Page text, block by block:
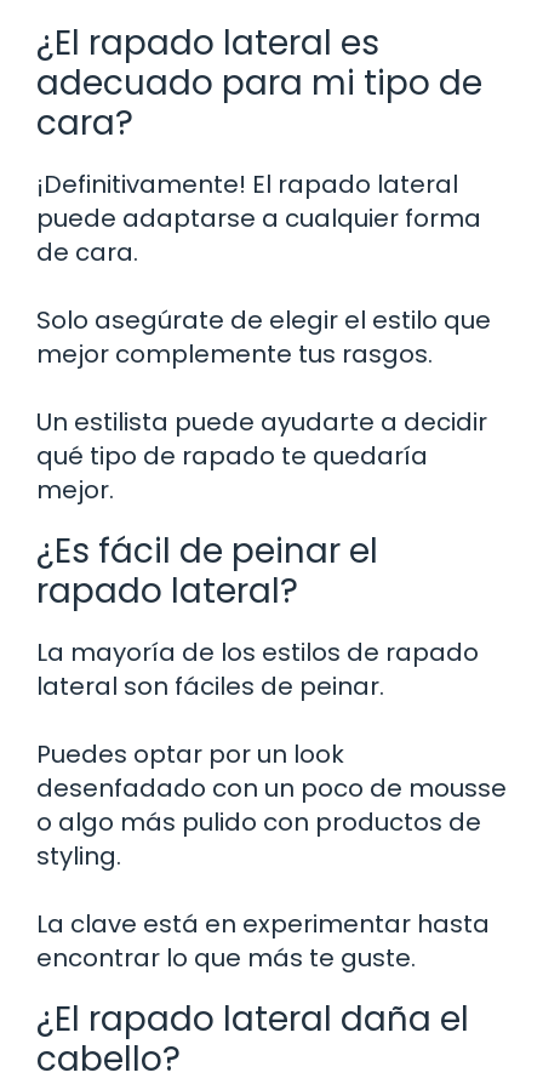
¿El rapado lateral es
adecuado para mi tipo de
cara?
¡Definitivamente! El rapado lateral
puede adaptarse a cualquier forma
de cara.
Solo asegúrate de elegir el estilo que
mejor complemente tus rasgos.
Un estilista puede ayudarte a decidir
qué tipo de rapado te quedaría
mejor.
¿Es fácil de peinar el
rapado lateral?
La mayoría de los estilos de rapado
lateral son fáciles de peinar.
Puedes optar por un look
desenfadado con un poco de mousse
o algo más pulido con productos de
styling.
La clave está en experimentar hasta
encontrar lo que más te guste.
¿El rapado lateral daña el
cabello?